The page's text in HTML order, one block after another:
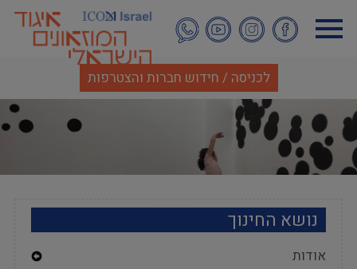
לתוכן
העיקרי
לכניסה / חידוש חברות והצטרפות
נושא החינוך
אודות